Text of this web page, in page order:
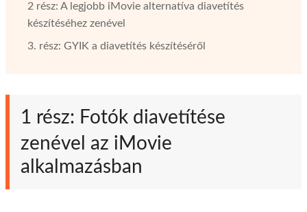
2 rész: A legjobb iMovie alternatíva diavetítés
készítéséhez zenével
3. rész: GYIK a diavetítés készítéséről
1 rész: Fotók diavetítése
zenével az iMovie
alkalmazásban